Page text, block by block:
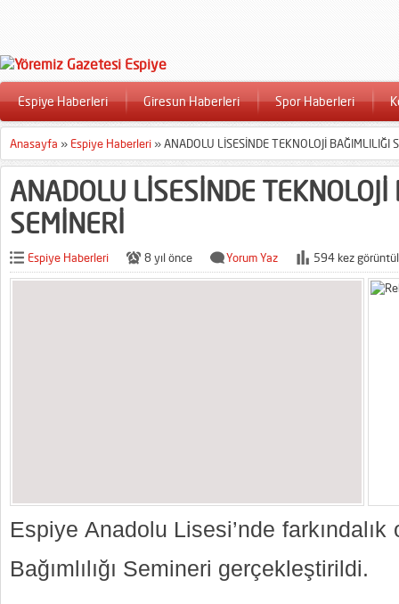
Espiye Haberleri Giresun Haberleri Spor Haberleri
Anasayfa » Espiye Haberleri »ANADOLU LİSESİNDE TEKNOLOJİ BAĞIMLILIĞI
ANADOLU LİSESİNDE TEKNOLOJİ
SEMİNERİ
Espiye Haberleri 8 yıl önce Yorum Yaz 594 kez
Espiye Anadolu Lisesi’nde
Bağımlılığı Semineri gerçekleştirildi.